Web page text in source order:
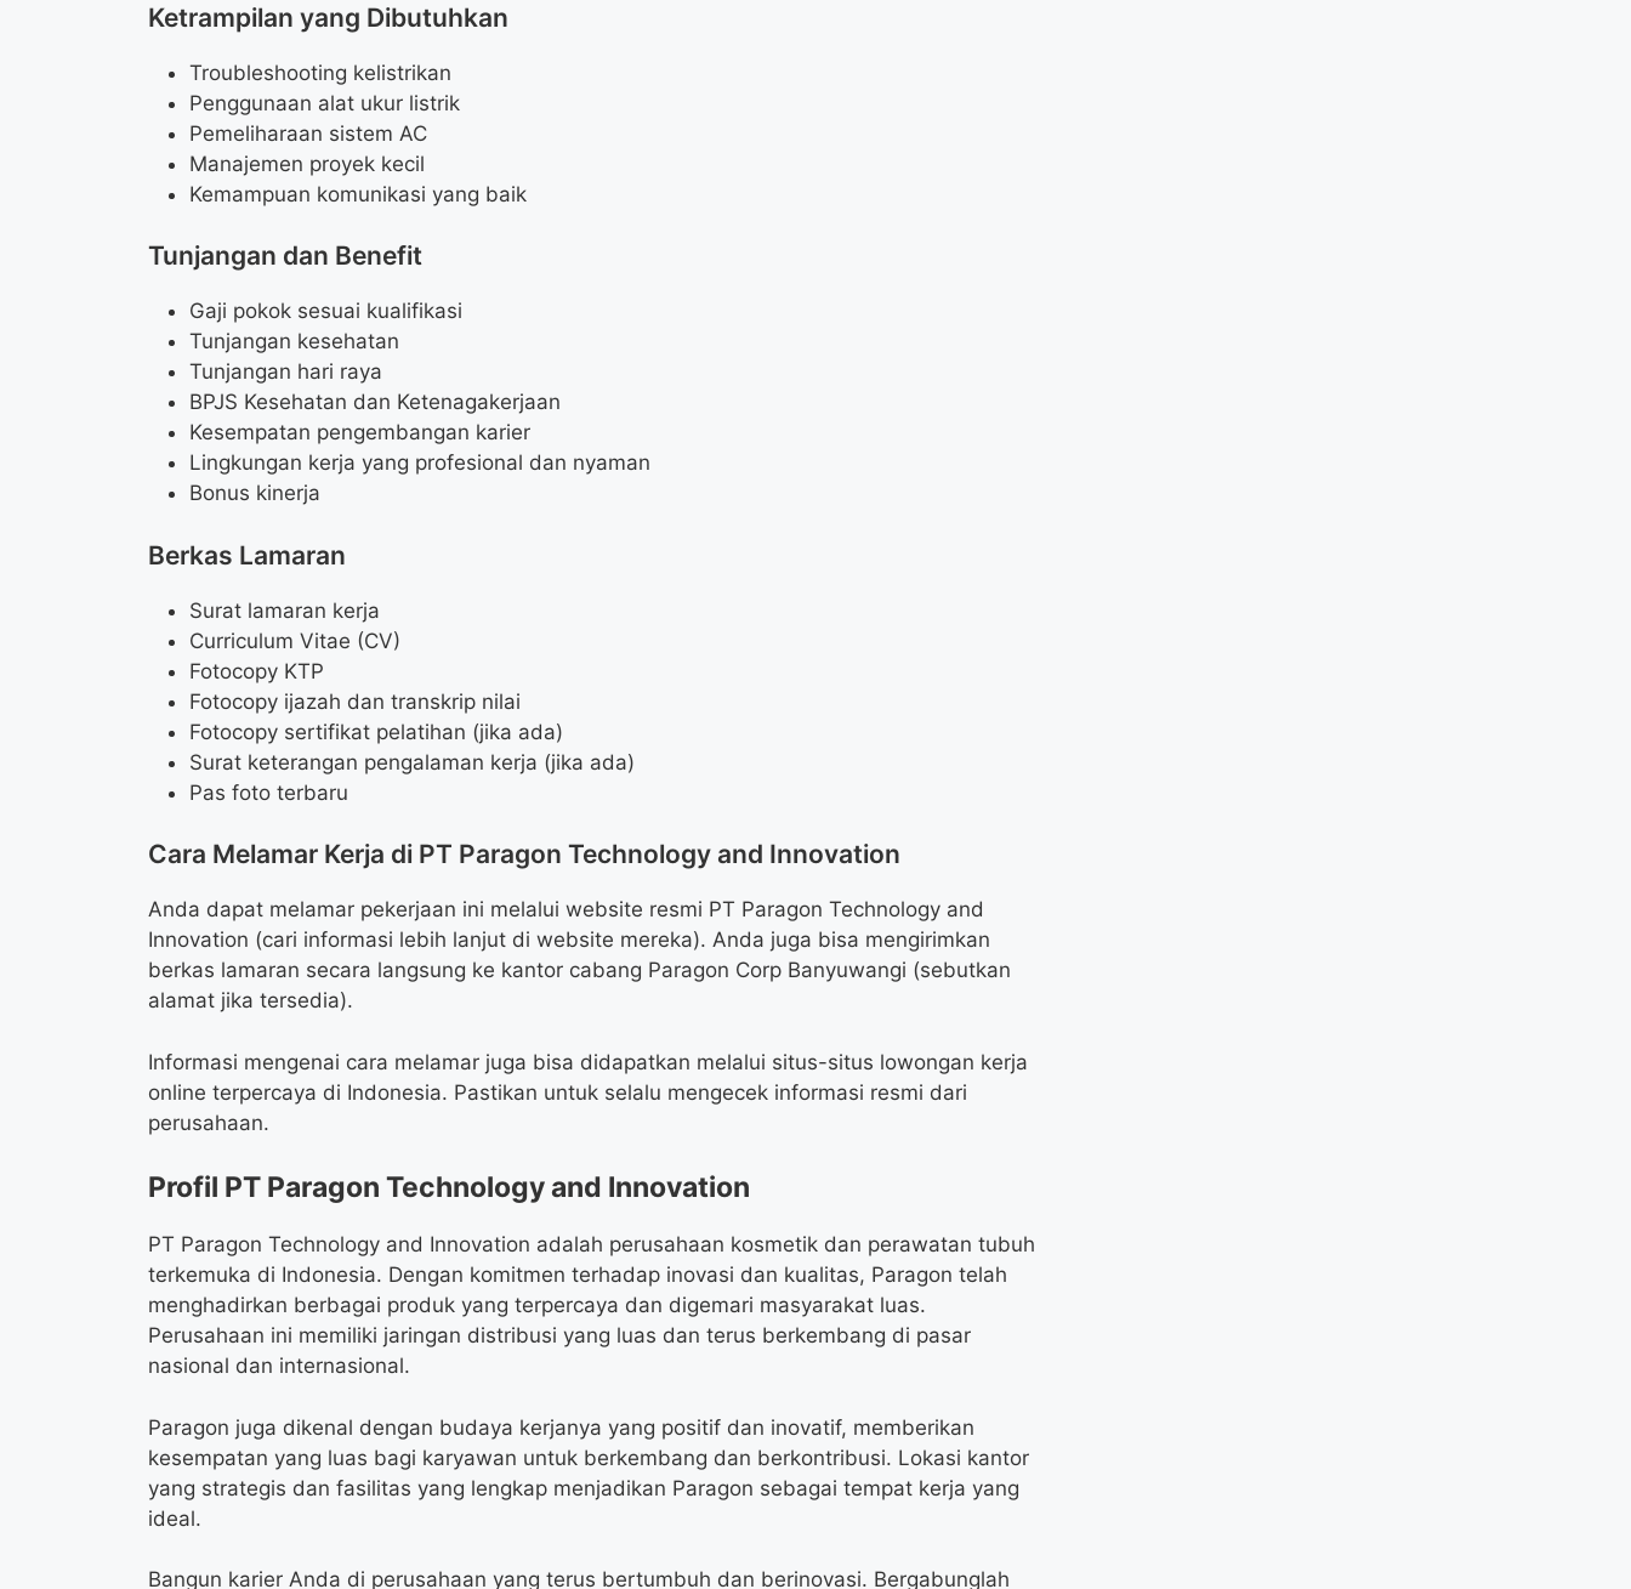
Ketrampilan yang Dibutuhkan
Troubleshooting kelistrikan
Penggunaan alat ukur listrik
Pemeliharaan sistem AC
Manajemen proyek kecil
Kemampuan komunikasi yang baik
Tunjangan dan Benefit
Gaji pokok sesuai kualifikasi
Tunjangan kesehatan
Tunjangan hari raya
BPJS Kesehatan dan Ketenagakerjaan
Kesempatan pengembangan karier
Lingkungan kerja yang profesional dan nyaman
Bonus kinerja
Berkas Lamaran
Surat lamaran kerja
Curriculum Vitae (CV)
Fotocopy KTP
Fotocopy ijazah dan transkrip nilai
Fotocopy sertifikat pelatihan (jika ada)
Surat keterangan pengalaman kerja (jika ada)
Pas foto terbaru
Cara Melamar Kerja di PT Paragon Technology and Innovation
Anda dapat melamar pekerjaan ini melalui website resmi PT Paragon Technology and
Innovation (cari informasi lebih lanjut di website mereka). Anda juga bisa mengirimkan
berkas lamaran secara langsung ke kantor cabang Paragon Corp Banyuwangi (sebutkan
alamat jika tersedia).
Informasi mengenai cara melamar juga bisa didapatkan melalui situs-situs lowongan kerja
online terpercaya di Indonesia. Pastikan untuk selalu mengecek informasi resmi dari
perusahaan.
Profil PT Paragon Technology and Innovation
PT Paragon Technology and Innovation adalah perusahaan kosmetik dan perawatan tubuh
terkemuka di Indonesia. Dengan komitmen terhadap inovasi dan kualitas, Paragon telah
menghadirkan berbagai produk yang terpercaya dan digemari masyarakat luas.
Perusahaan ini memiliki jaringan distribusi yang luas dan terus berkembang di pasar
nasional dan internasional.
Paragon juga dikenal dengan budaya kerjanya yang positif dan inovatif, memberikan
kesempatan yang luas bagi karyawan untuk berkembang dan berkontribusi. Lokasi kantor
yang strategis dan fasilitas yang lengkap menjadikan Paragon sebagai tempat kerja yang
ideal.
Bangun karier Anda di perusahaan yang terus bertumbuh dan berinovasi. Bergabunglah